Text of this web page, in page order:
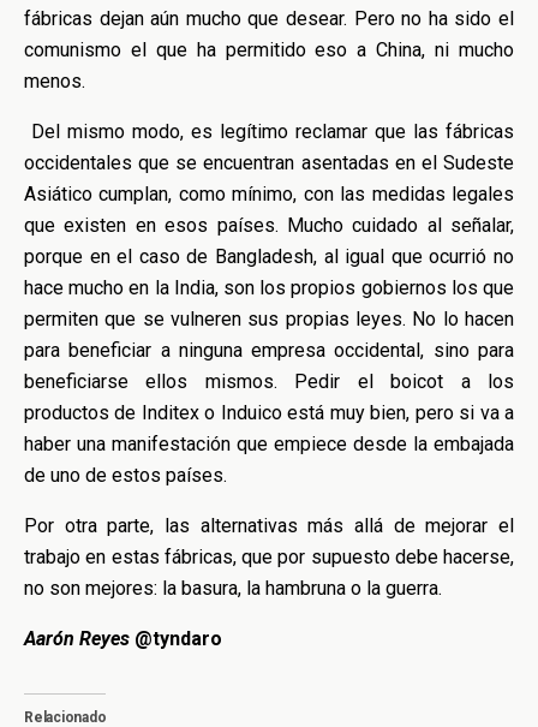
fábricas dejan aún mucho que desear. Pero no ha sido el
comunismo el que ha permitido eso a China, ni mucho
menos.
Del mismo modo, es legítimo reclamar que las fábricas
occidentales que se encuentran asentadas en el Sudeste
Asiático cumplan, como mínimo, con las medidas legales
que existen en esos países. Mucho cuidado al señalar,
porque en el caso de Bangladesh, al igual que ocurrió no
hace mucho en la India, son los propios gobiernos los que
permiten que se vulneren sus propias leyes. No lo hacen
para beneficiar a ninguna empresa occidental, sino para
beneficiarse ellos mismos. Pedir el boicot a los
productos de Inditex o Induico está muy bien, pero si va a
haber una manifestación que empiece desde la embajada
de uno de estos países.
Por otra parte, las alternativas más allá de mejorar el
trabajo en estas fábricas, que por supuesto debe hacerse,
no son mejores: la basura, la hambruna o la guerra.
Aarón Reyes @tyndaro
Relacionado